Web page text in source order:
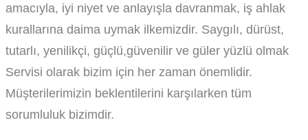
amacıyla, iyi niyet ve anlayışla davranmak, iş ahlak
kurallarına daima uymak ilkemizdir. Saygılı, dürüst,
tutarlı, yenilikçi, güçlü,güvenilir ve güler yüzlü olmak
Servisi olarak bizim için her zaman önemlidir.
Müşterilerimizin beklentilerini karşılarken tüm
sorumluluk bizimdir.